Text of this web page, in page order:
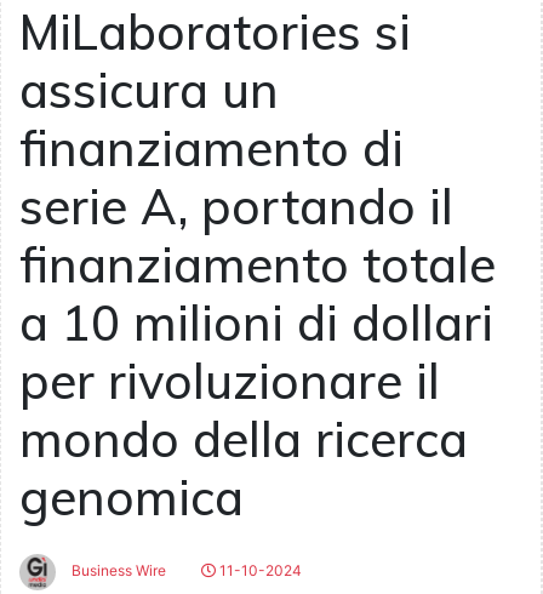
MiLaboratories si
assicura un
finanziamento di
serie A, portando il
finanziamento totale
a 10 milioni di dollari
per rivoluzionare il
mondo della ricerca
genomica
Business Wire
11-10-2024